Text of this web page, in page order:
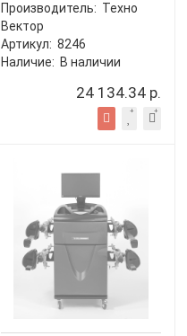
Производитель: Техно
Вектор
Артикул: 8246
Наличие: В наличии
24 134.34 р.